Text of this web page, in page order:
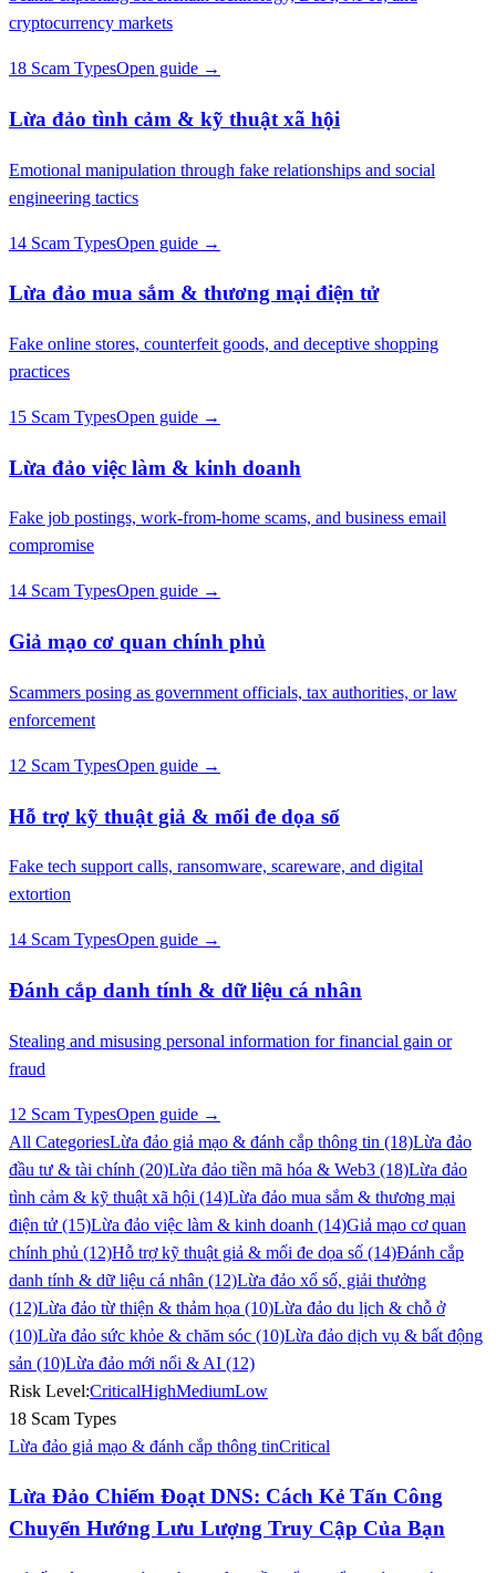
cryptocurrency markets
18 Scam TypesOpen guide →
Lừa đảo tình cảm & kỹ thuật xã hội
Emotional manipulation through fake relationships and social
engineering tactics
14 Scam TypesOpen guide →
Lừa đảo mua sắm & thương mại điện tử
Fake online stores, counterfeit goods, and deceptive shopping
practices
15 Scam TypesOpen guide →
Lừa đảo việc làm & kinh doanh
Fake job postings, work-from-home scams, and business email
compromise
14 Scam TypesOpen guide →
Giả mạo cơ quan chính phủ
Scammers posing as government officials, tax authorities, or law
enforcement
12 Scam TypesOpen guide →
Hỗ trợ kỹ thuật giả & mối đe dọa số
Fake tech support calls, ransomware, scareware, and digital
extortion
14 Scam TypesOpen guide →
Đánh cắp danh tính & dữ liệu cá nhân
Stealing and misusing personal information for financial gain or
fraud
12 Scam TypesOpen guide →
All CategoriesLừa đảo giả mạo & đánh cắp thông tin (18)Lừa đảo
đầu tư & tài chính (20)Lừa đảo tiền mã hóa & Web3 (18)Lừa đảo
tình cảm & kỹ thuật xã hội (14)Lừa đảo mua sắm & thương mại
điện tử (15)Lừa đảo việc làm & kinh doanh (14)Giả mạo cơ quan
chính phủ (12)Hỗ trợ kỹ thuật giả & mối đe dọa số (14)Đánh cắp
danh tính & dữ liệu cá nhân (12)Lừa đảo xổ số, giải thưởng
(12)Lừa đảo từ thiện & thảm họa (10)Lừa đảo du lịch & chỗ ở
(10)Lừa đảo sức khỏe & chăm sóc (10)Lừa đảo dịch vụ & bất động
sản (10)Lừa đảo mới nổi & AI (12)
Risk Level:CriticalHighMediumLow
18 Scam Types
Lừa đảo giả mạo & đánh cắp thông tinCritical
Lừa Đảo Chiếm Đoạt DNS: Cách Kẻ Tấn Công
Chuyển Hướng Lưu Lượng Truy Cập Của Bạn